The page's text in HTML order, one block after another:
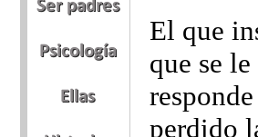
El que
que se
perdido